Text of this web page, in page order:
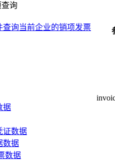
询
查询当前企业的销项发票
据
证数据
数据
数据